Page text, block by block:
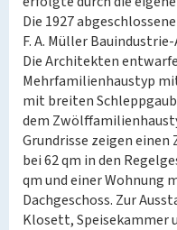
Die 1927
F. A. Müller
Die Architekten
Mehrfamilienhaustyp
mit breiten
dem
Grundrisse zeigen
bei 62 qm in den
qm und einer Wohnung
Dachgeschoss. Zur
Klosett, Speisekammer